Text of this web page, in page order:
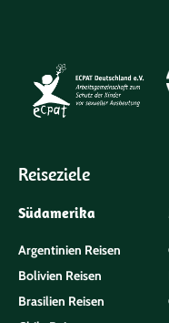
Reiseziele
Südamerika
Argentinien Reisen
Bolivien Reisen
Brasilien Reisen